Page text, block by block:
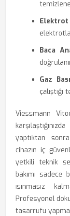
Baca
Gaz
çalıştığı
Viessmann
yaptıktan
cihazın iç
yetkili teknik
bakımı sadece
ısınmasız
Profesyonel
tasarrufu